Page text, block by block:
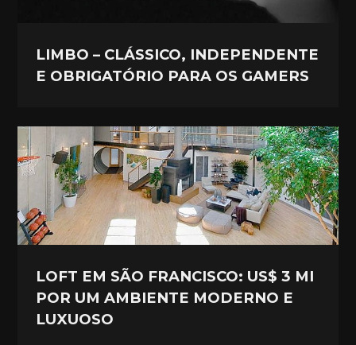
LIMBO – CLÁSSICO, INDEPENDENTE
E OBRIGATÓRIO PARA OS GAMERS
LOFT EM SÃO FRANCISCO: US$ 3 MI
POR UM AMBIENTE MODERNO E
LUXUOSO